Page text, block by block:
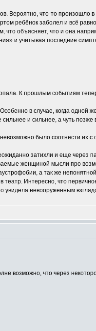
Вероятно, что-то
ребёнок заболел и всё
объясняет, что и она
и учитывая последние
К прошлым событиям
в случае, когда
и сильнее, а чуть
было соотнести их
затихли и еще через
женщиной мысли про
а так же
Интересно, что
невооруженным
возможно, что через